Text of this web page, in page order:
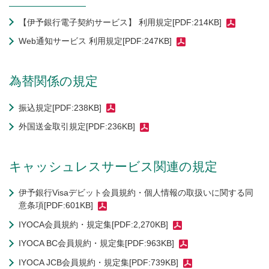
【伊予銀行電子契約サービス】 利用規定[PDF:214KB]
Web通知サービス 利用規定[PDF:247KB]
為替関係の規定
振込規定[PDF:238KB]
外国送金取引規定[PDF:236KB]
キャッシュレスサービス関連の規定
伊予銀行Visaデビット会員規約・個人情報の取扱いに関する同
意条項[PDF:601KB]
IYOCA会員規約・規定集[PDF:2,270KB]
IYOCA BC会員規約・規定集[PDF:963KB]
IYOCA JCB会員規約・規定集[PDF:739KB]